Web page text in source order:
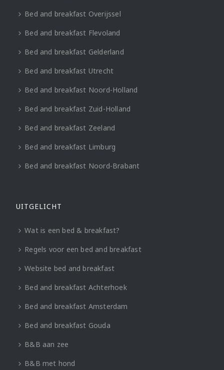
Bed and breakfast Overijssel
Bed and breakfast Flevoland
Bed and breakfast Gelderland
Bed and breakfast Utrecht
Bed and breakfast Noord-Holland
Bed and breakfast Zuid-Holland
Bed and breakfast Zeeland
Bed and breakfast Limburg
Bed and breakfast Noord-Brabant
UITGELICHT
Wat is een bed & breakfast?
Regels voor een bed and breakfast
Website bed and breakfast
Bed and breakfast Achterhoek
Bed and breakfast Amsterdam
Bed and breakfast Gouda
B&B aan zee
B&B met hond